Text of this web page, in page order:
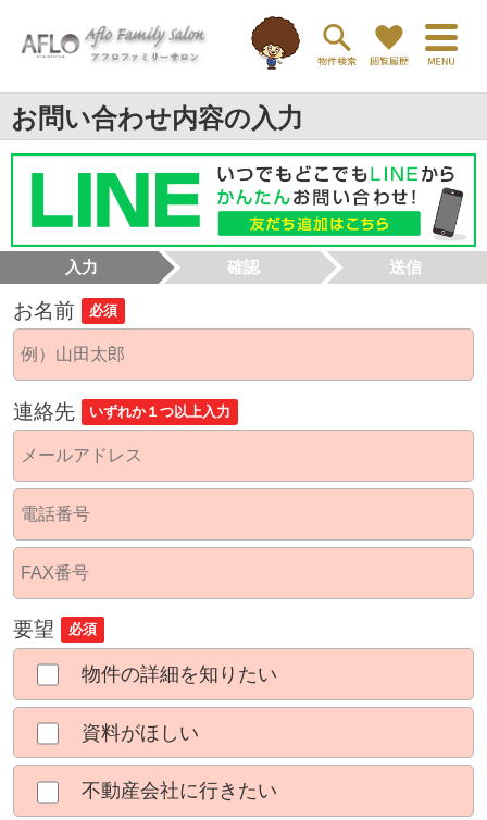
お問い合わせ内容の入力
入力 確認 送信
お名前 必須
連絡先 いずれか１つ以上入力
要望 必須
物件の詳細を知りたい
資料がほしい
不動産会社に行きたい